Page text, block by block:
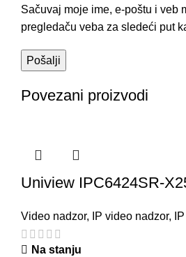
Sačuvaj moje ime, e-poštu i veb
pregledaču veba za sledeći put
Povezani proizvodi
Uniview IPC6424SR-
Video nadzor, IP video nadzor,
Na stanju